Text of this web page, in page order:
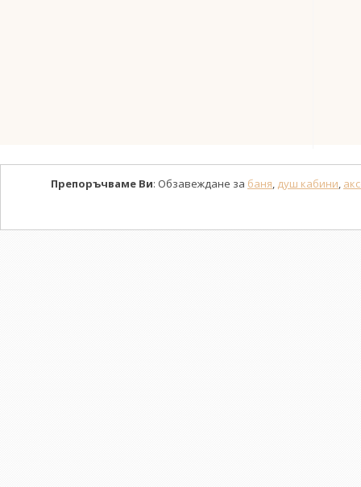
Препоръчваме Ви: Обзавеждане за баня, душ кабини,